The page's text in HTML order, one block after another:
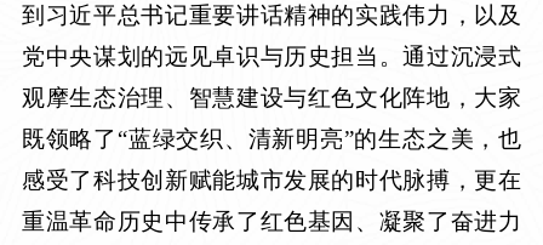
到习近平总书记重要讲话精神的实践伟力，以及
党中央谋划的远见卓识与历史担当。通过沉浸式
观摩生态治理、智慧建设与红色文化阵地，大家
既领略了“蓝绿交织、清新明亮”的生态之美，也
感受了科技创新赋能城市发展的时代脉搏，更在
重温革命历史中传承了红色基因、凝聚了奋进力